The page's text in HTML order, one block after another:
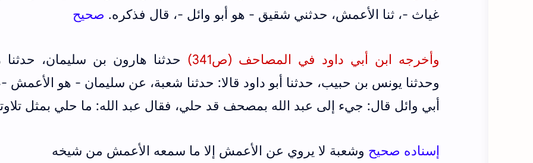
غياث -، ثنا الأعمش، حدثني شقيق - هو أبو وائل -، قال فذكره. صحيح
وأخرجه ابن أبي داود في المصاحف (ص341)
حدثنا هارون بن سليمان، حدثنا
وحدثنا يونس بن حبيب، حدثنا أبو داود قالا: حدثنا شعبة، عن سليمان - هو الأعمش
أبي وائل قال: جيء إلى عبد الله بمصحف قد حلي، فقال عبد الله: ما حلي بمثل
إسناده صحيح وشعبة لا يروي عن الأعمش إلا ما سمعه الأعمش من شيخه